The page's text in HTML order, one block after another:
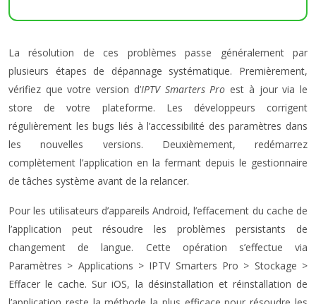
La résolution de ces problèmes passe généralement par
plusieurs étapes de dépannage systématique. Premièrement,
vérifiez que votre version d’IPTV Smarters Pro est à jour via le
store de votre plateforme. Les développeurs corrigent
régulièrement les bugs liés à l’accessibilité des paramètres dans
les nouvelles versions. Deuxièmement, redémarrez
complètement l’application en la fermant depuis le gestionnaire
de tâches système avant de la relancer.
Pour les utilisateurs d’appareils Android, l’effacement du cache de
l’application peut résoudre les problèmes persistants de
changement de langue. Cette opération s’effectue via
Paramètres > Applications > IPTV Smarters Pro > Stockage >
Effacer le cache. Sur iOS, la désinstallation et réinstallation de